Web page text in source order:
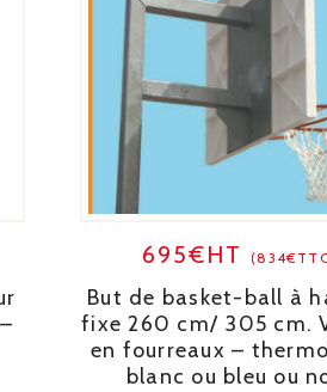
695€HT
But de basket-ball à
fixe 260 cm/ 305 cm.
en fourreaux –
blanc ou bleu ou